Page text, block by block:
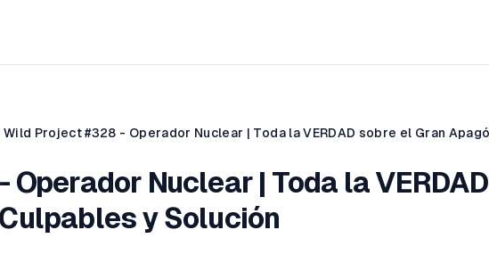
Nuclear | Toda la VERDAD
y Solución